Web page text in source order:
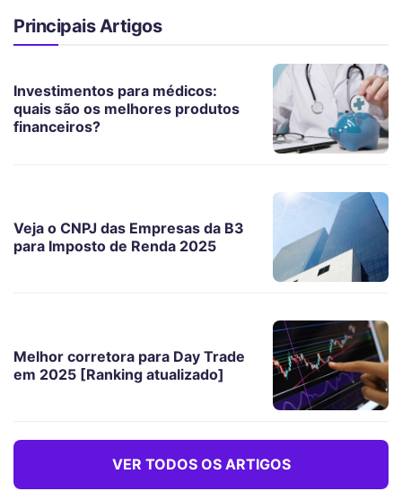
Principais Artigos
Investimentos para médicos:
quais são os melhores produtos
financeiros?
Veja o CNPJ das Empresas da B3
para Imposto de Renda 2025
Melhor corretora para Day Trade
em 2025 [Ranking atualizado]
VER TODOS OS ARTIGOS